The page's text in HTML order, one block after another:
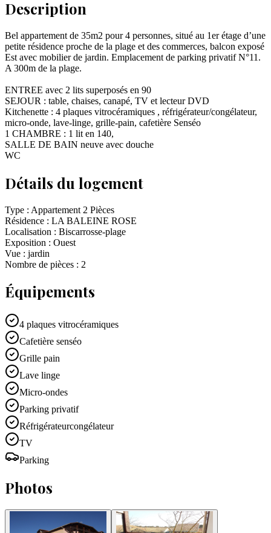
Description
Bel appartement de 35m2 pour 4 personnes, situé au 1er étage d’une
petite résidence proche de la plage et des commerces, balcon exposé
Est avec mobilier de jardin. Emplacement de parking privatif N°11.
A 300m de la plage.
ENTREE avec 2 lits superposés en 90
SEJOUR : table, chaises, canapé, TV et lecteur DVD
Kitchenette : 4 plaques vitrocéramiques , réfrigérateur/congélateur,
micro-onde, lave-linge, grille-pain, cafetière Senséo
1 CHAMBRE : 1 lit en 140,
SALLE DE BAIN neuve avec douche
WC
Détails du logement
Type : Appartement 2 Pièces
Résidence : LA BALEINE ROSE
Localisation : Biscarrosse-plage
Exposition : Ouest
Vue : jardin
Nombre de pièces : 2
Équipements
4 plaques vitrocéramiques
Cafetière senséo
Grille pain
Lave linge
Micro-ondes
Parking privatif
Réfrigérateurcongélateur
TV
Parking
Photos